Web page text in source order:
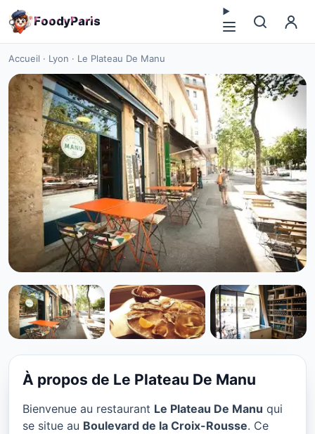
FoodyParis
Accueil · Lyon · Le Plateau De Manu
PUB
Le Plateau De Manu à Lyon
★ 4.8/5
À propos de Le Plateau De Manu
Bienvenue au restaurant Le Plateau De Manu qui
se situe au Boulevard de la Croix-Rousse. Ce